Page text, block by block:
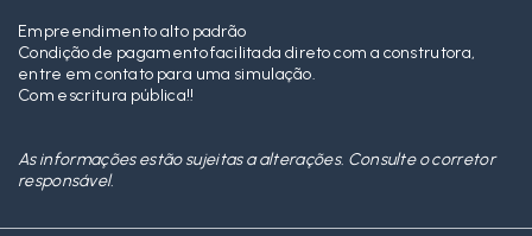
Empreendimento alto padrão
Condição de pagamento facilitada direto com a construtora,
entre em contato para uma simulação.
Com escritura pública!!
As informações estão sujeitas a alterações. Consulte o corretor
responsável.